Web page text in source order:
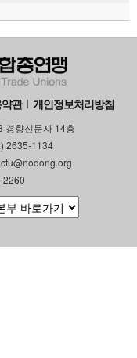
관 개인정보처리방침
경향신문사 14층
2635-1134
2260